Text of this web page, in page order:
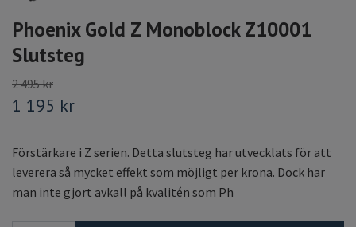
Phoenix Gold Z Monoblock Z10001
Slutsteg
2 495 kr
1 195 kr
Förstärkare i Z serien. Detta slutsteg har utvecklats för att
leverera så mycket effekt som möjligt per krona. Dock har
man inte gjort avkall på kvalitén som Ph